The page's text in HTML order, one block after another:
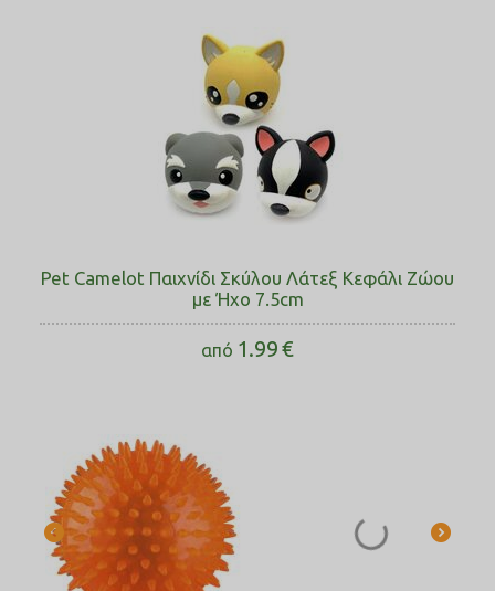
Pet Camelot Παιχνίδι Σκύλου Λάτεξ Κεφάλι Ζώου
με Ήχο 7.5cm
από 1.99€